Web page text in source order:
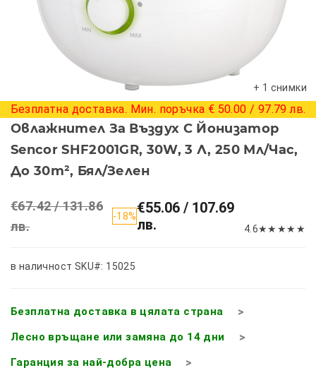
+ 1 снимки
Безплатна доставка. Мин. поръчка € 50.00 / 97.79 лв.
Овлажнител За Въздух С Йонизатор
Sencor SHF2001GR, 30W, 3 Л, 250 Мл/час,
До 30m², Бял/зелен
€67.42 / 131.86
лв.
-18%€55.06 / 107.69
лв.
4.6★★ ★★ ★
в наличност SKU#: 15025
Безплатна доставка в цялата страна
Лесно връщане или замяна до 14 дни
Гаранция за най-добра цена